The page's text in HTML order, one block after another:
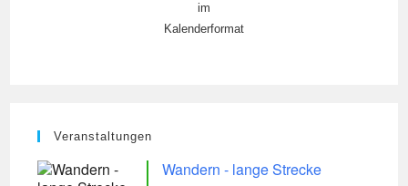
im
Kalenderformat
Veranstaltungen
Wandern - lange Strecke